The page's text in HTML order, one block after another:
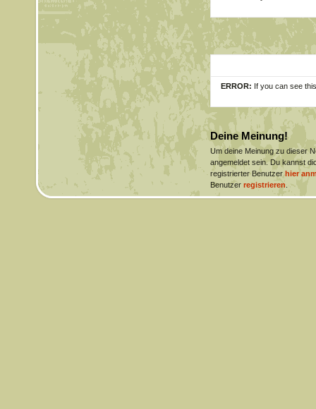
ERROR: If you can see
Deine Meinung!
Um deine Meinung zu dieser
angemeldet sein. Du kannst
registrierter Benutzerhier
Benutzer registrieren